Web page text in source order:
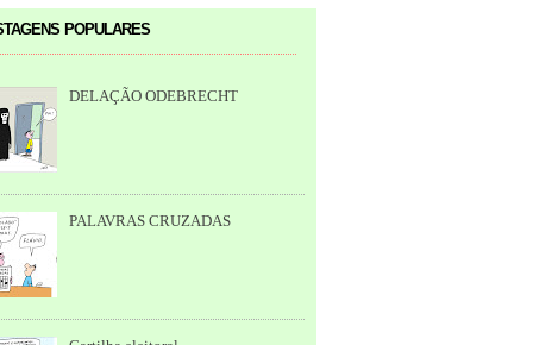
populares
DELAÇÃO ODEBRECHT
PALAVRAS CRUZADAS